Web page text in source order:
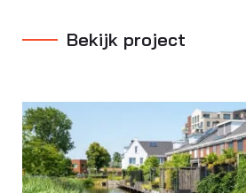
Bekijk project